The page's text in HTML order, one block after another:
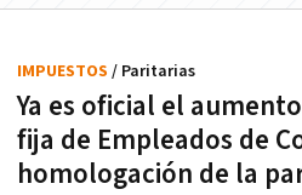
Ya es oficial el
fija de Empleados de
homologación de la
IMPUESTOS / Paritarias